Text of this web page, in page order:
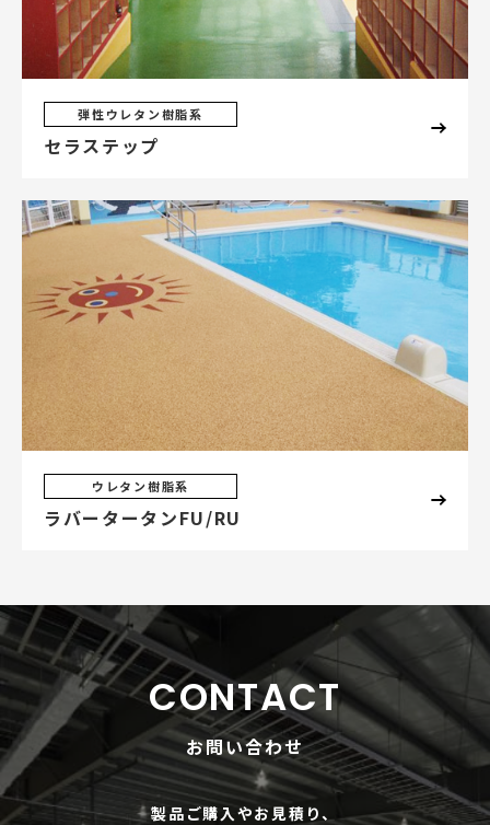
弾性ウレタン樹脂系
セラステップ
ウレタン樹脂系
ラバータータンFU/RU
CONTACT
お問い合わせ
製品ご購入やお見積り、